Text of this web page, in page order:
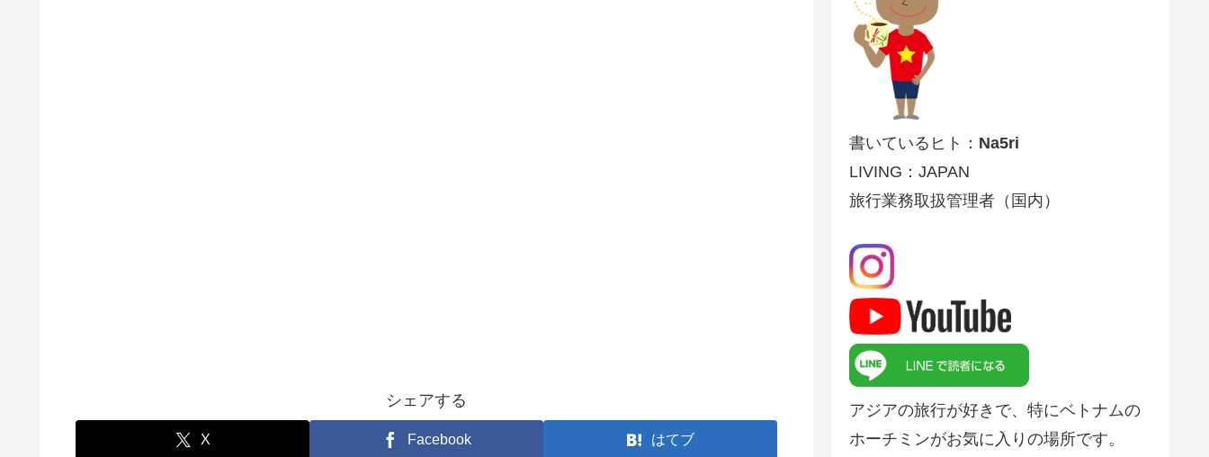
シェアする
X Facebook はてブ
書いているヒト： Na5ri
LIVING：JAPAN
旅行業務取扱管理者（国内）
アジアの旅行が好きで、特にベトナムの
ホーチミンがお気に入りの場所です。